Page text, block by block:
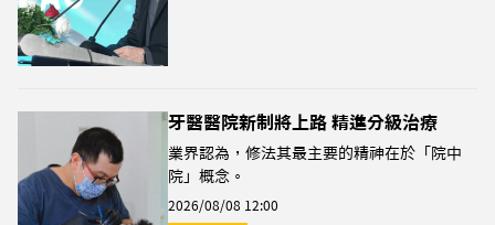
牙醫醫院新制將上路 精進分級治療
業界認為，修法其最主要的精神在於「院中
院」概念。
2026/08/08 12:00